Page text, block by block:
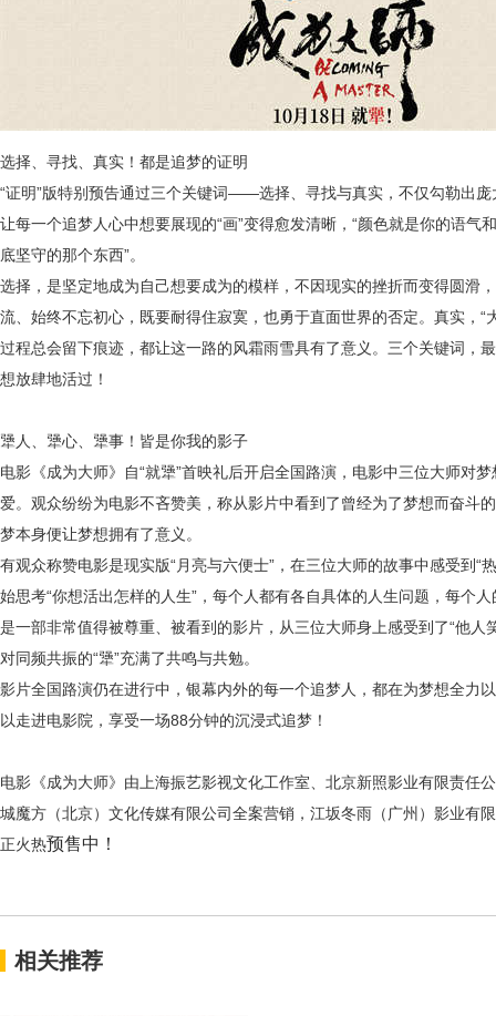
选择、寻找、真实！都是追梦的证明
“证明”版特别预告通过三个关键词——选择、寻找与真实，不仅勾勒出
让每一个追梦人心中想要展现的“画”变得愈发清晰，“颜色就是你的语气
底坚守的那个东西”。
选择，是坚定地成为自己想要成为的模样，不因现实的挫折而变得圆滑
流、始终不忘初心，既要耐得住寂寞，也勇于直面世界的否定。真实，“
过程总会留下痕迹，都让这一路的风霜雨雪具有了意义。三个关键词，
想放肆地活过！
犟人、犟心、犟事！皆是你我的影子
电影《成为大师》自“就犟”首映礼后开启全国路演，电影中三位大师对
爱。观众纷纷为电影不吝赞美，称从影片中看到了曾经为了梦想而奋斗
梦本身便让梦想拥有了意义。
有观众称赞电影是现实版“月亮与六便士”，在三位大师的故事中感受到“
始思考“你想活出怎样的人生”，每个人都有各自具体的人生问题，每个
是一部非常值得被尊重、被看到的影片，从三位大师身上感受到了“他人
对同频共振的“犟”充满了共鸣与共勉。
影片全国路演仍在进行中，银幕内外的每一个追梦人，都在为梦想全力
以走进电影院，享受一场88分钟的沉浸式追梦！
电影《成为大师》由上海振艺影视文化工作室、北京新照影业有限责任
城魔方（北京）文化传媒有限公司全案营销，江坂冬雨（广州）影业有
正火热预售中！
相关推荐